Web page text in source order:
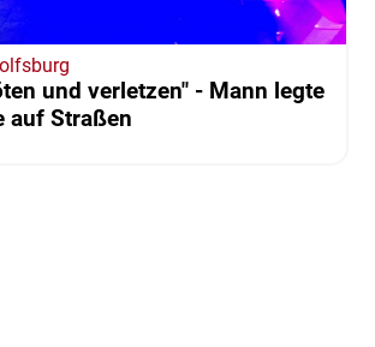
und verletzen" - Mann legte
auf Straßen